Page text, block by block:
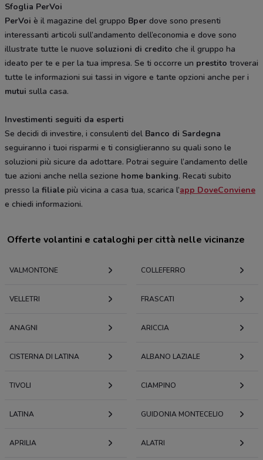
Sfoglia PerVoi
PerVoi è il magazine del gruppo Bper dove sono presenti
interessanti articoli sull’andamento dell’economia e dove sono
illustrate tutte le nuove soluzioni di credito che il gruppo ha
ideato per te e per la tua impresa. Se ti occorre un prestito troverai
tutte le informazioni sui tassi in vigore e tante opzioni anche per i
mutui sulla casa.
Investimenti seguiti da esperti
Se decidi di investire, i consulenti del Banco di Sardegna
seguiranno i tuoi risparmi e ti consiglieranno su quali sono le
soluzioni più sicure da adottare. Potrai seguire l’andamento delle
tue azioni anche nella sezione home banking. Recati subito
presso la filiale più vicina a casa tua, scarica l’app DoveConviene
e chiedi informazioni.
Offerte volantini e cataloghi per città nelle vicinanze
VALMONTONE COLLEFERRO
VELLETRI FRASCATI
ANAGNI ARICCIA
CISTERNA DI LATINA ALBANO LAZIALE
TIVOLI CIAMPINO
LATINA GUIDONIA MONTECELIO
APRILIA ALATRI